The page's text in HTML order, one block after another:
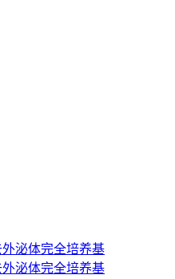
泌体完全培养基
泌体完全培养基